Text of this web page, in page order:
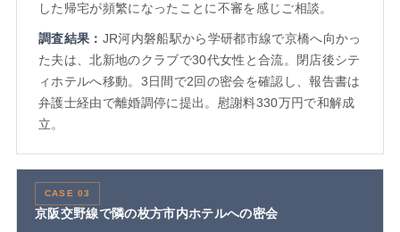
した帰宅が頻繁になったことに不審を感じご相談。
調査結果： JR河内磐船駅から学研都市線で京橋へ向かっ
た夫は、北新地のクラブで30代女性と合流。閉店後シテ
ィホテルへ移動。3日間で2回の密会を確認し、報告書は
弁護士経由で離婚調停に提出。慰謝料330万円で和解成
立。
CASE 03
京阪交野線で隣の枚方市内ホテルへの密会